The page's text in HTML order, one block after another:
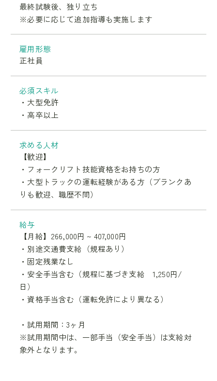
最終試験後、独り立ち
※必要に応じて追加指導も実施します
雇用形態
正社員
必須スキル
・大型免許
・高卒以上
求める人材
【歓迎】
・フォークリフト技能資格をお持ちの方
・大型トラックの運転経験がある方（ブランクあ
りも歓迎、職歴不問）
給与
【月給】266,000円 ~ 407,000円
・別途交通費支給（規程あり）
・固定残業なし
・安全手当含む（規程に基づき支給 1,250円/
日）
・資格手当含む（運転免許により異なる）
・試用期間：3ヶ月
※試用期間中は、一部手当（安全手当）は支給対
象外となります。